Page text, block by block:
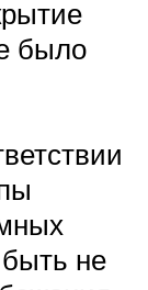
было
не